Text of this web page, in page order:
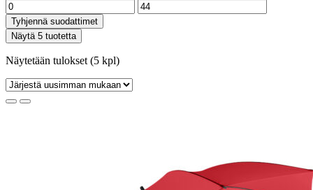
Tyhjennä suodattimet
Näytä 5 tuotetta
Näytetään tulokset (5 kpl)